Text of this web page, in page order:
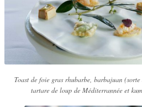
Toast de foie gras rhubarbe, barbajuan
tartare de loup de Méditerrannée et